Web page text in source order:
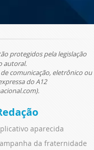
protegidos pela legislação
autoral.
comunicação, eletrônico ou
do A12
aparecida
da fraternidade